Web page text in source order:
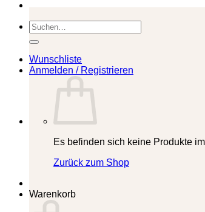
Suchen
nach:
Wunschliste
Anmelden / Registrieren
Es befinden sich keine Produkte
Zurück zum Shop
Warenkorb